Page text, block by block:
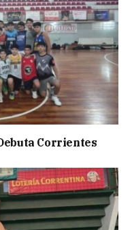
Corrientes